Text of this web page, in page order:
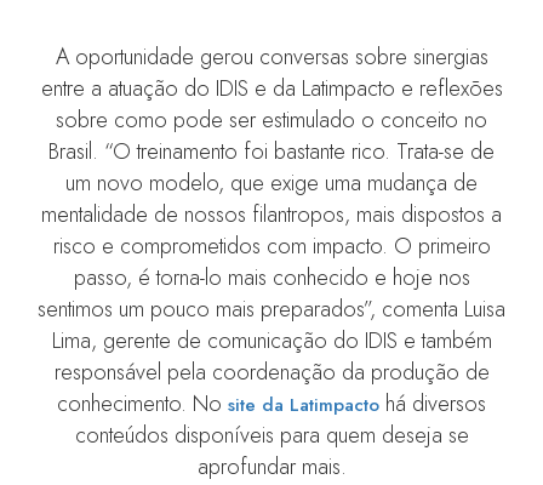
A oportunidade gerou conversas sobre sinergias
entre a atuação do IDIS e da Latimpacto e reflexões
sobre como pode ser estimulado o conceito no
Brasil. “O treinamento foi bastante rico. Trata-se de
um novo modelo, que exige uma mudança de
mentalidade de nossos filantropos, mais dispostos a
risco e comprometidos com impacto. O primeiro
passo, é torna-lo mais conhecido e hoje nos
sentimos um pouco mais preparados”, comenta Luisa
Lima, gerente de comunicação do IDIS e também
responsável pela coordenação da produção de
conhecimento. No site da Latimpacto há diversos
conteúdos disponíveis para quem deseja se
aprofundar mais.